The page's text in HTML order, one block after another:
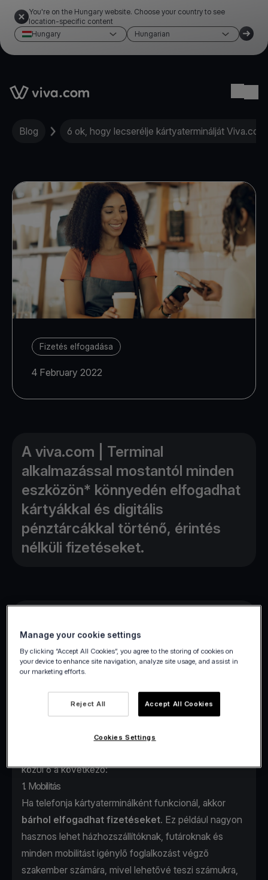
You're on the Hungary website. Choose your country to see
location-specific content
Hungary
Hungarian
Link to the homepage
Blog 6 ok, hogy lecserélje kártyaterminálját Viva.com
Fizetés elfogadása
4 February 2022
A viva.com | Terminal
alkalmazással mostantól minden
eszközön* könnyedén elfogadhat
kártyákkal és digitális
pénztárcákkal történő, érintés
nélküli fizetéseket.
kártyaterminálokat, de az már nem biztos, hogy ez
sokáig így is fog maradni. Aviva.com| Terminal
alkalmazással mostantól
minden eszközön*
pénztárcákkal történő, érintés nélküli
fizetéseket.Valójában rengeteg ok van, ami miatt a
viva.com|Terminal alkalmazás használata előnyösebb,
közül 6 a következő:
1. Mobilitás
Ha telefonja kártyaterminálként funkcionál, akkor
bárhol elfogadhat fizetéseket. Ez például nagyon
hasznos lehet házhozszállítóknak, futároknak és
minden mobilitást igénylő foglalkozást végző
szakember számára, mivel lehetővé teszi számukra,
Manage your cookie settings
By clicking “Accept All Cookies”, you agree to the storing of cookies on
your device to enhance site navigation, analyze site usage, and assist in
our marketing efforts.
Reject All Accept All Cookies
Cookies Settings